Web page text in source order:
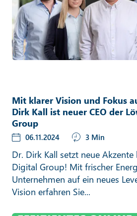
Mit klarer Vision und Fokus
Dirk Kall ist neuer CEO der
Group
06.11.2024 3 Min
Dr. Dirk Kall setzt neue
Digital Group! Mit frischer
Unternehmen auf ein neues
Vision erfahren Sie...